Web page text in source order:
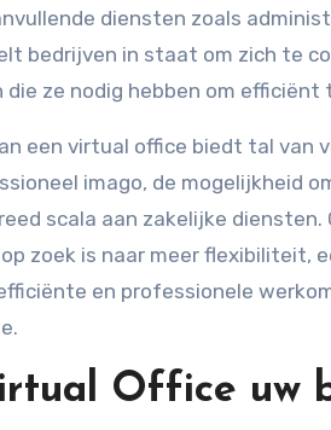
diensten zoals
bedrijven in staat om zich te
ze nodig hebben om efficiënt
een virtual office biedt tal van
imago, de mogelijkheid
scala aan zakelijke
zoek is naar meer flexibiliteit,
en professionele
Office uw